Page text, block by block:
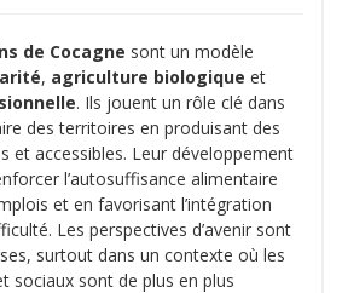
de Cocagne sont un modèle
, agriculture biologique et
. Ils jouent un rôle clé dans
des territoires en produisant des
et accessibles. Leur développement
l’autosuffisance alimentaire
et en favorisant l’intégration
Les perspectives d’avenir sont
surtout dans un contexte où les
sociaux sont de plus en plus